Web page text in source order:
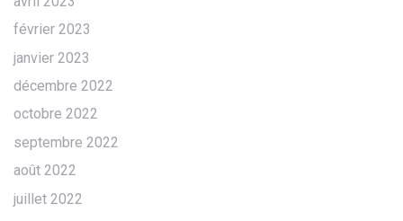
février 2023
janvier 2023
décembre 2022
octobre 2022
septembre 2022
août 2022
juillet 2022